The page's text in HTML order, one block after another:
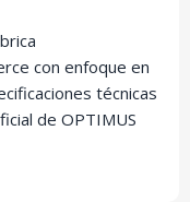
con enfoque en
técnicas
de OPTIMUS